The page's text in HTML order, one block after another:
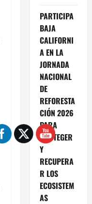
PARTICIPA
BAJA
CALIFORNI
A EN LA
JORNADA
NACIONAL
DE
REFORESTA
CIÓN 2026
PARA
PROTEGER
Y
RECUPERA
R LOS
ECOSISTEM
AS